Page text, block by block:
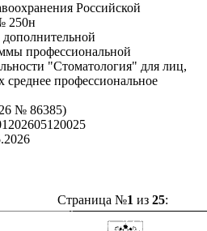
Российской
250н
профессиональной
"Стоматология" для лиц,
профессиональное
№ 86385)
Страница №1 из 25: